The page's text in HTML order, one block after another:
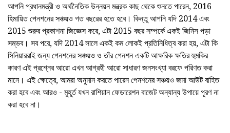
আপনি প্রধানমন্ত্রী ও অর্থনৈতিক উন্নয়ন মন্ত্রক কাছ থেকে শুনতে পারেন, 2016
হিমায়িত পেনশনের সঞ্চয়ও গত বছরের হতে হবে। কিন্তু আপনি যদি 2014 এবং
2015 শুরুর প্রকাশনা জিজ্ঞেস করে, এটা 2015 বছর সম্পর্কে একই জিনিস পড়া
সম্ভব। সব পরে, যদি 2014 সালে একই কম লোকই প্রতিনিধিত্ব করা হয়, এটা কি
সিনিয়াররাই জন্য পেনশনের সঞ্চয়ও ও তাঁর পেনশন একটি আক্ষরিক ক্ষতির হুমকির
কারণ এই প্রশ্নের আরো এখন আগ্রহী আরো সাধারণ জনসংখ্যা বরফে পরিণত করা
মানে। এই ক্ষেত্রে, আমরা অনুমান করতে পারেন পেনশনের সঞ্চয়ও জমা আউট বাহিত
করা হবে এবং আরও - মুহূর্ত যখন রাশিয়ান ফেডারেশন বাজেট অন্যান্য উপায়ে পূরণ না
করা হবে না।